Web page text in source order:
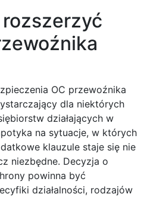
OC przewoźnika
dla niektórych
działających w
na sytuacje, w których
klauzule staje się nie
niezbędne. Decyzja o
powinna być
działalności, rodzajów